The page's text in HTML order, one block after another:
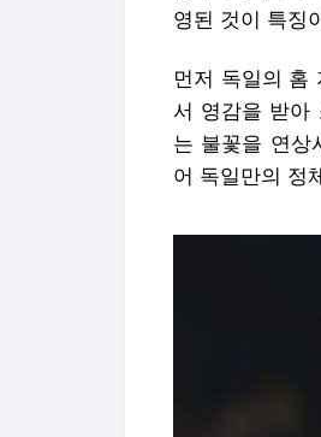
영된 것이 특징
먼저 독일의 홈
서 영감을 받아
는 불꽃을 연상
어 독일만의 정